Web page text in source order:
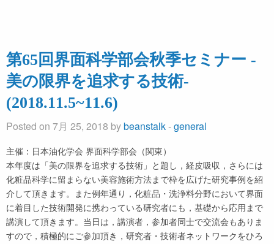
第65回界面科学部会秋季セミナー -
美の限界を追求する技術-
(2018.11.5~11.6)
Posted on 7月 25, 2018 bybeanstalk-general
主催：日本油化学会 界面科学部会（関東）
本年度は「美の限界を追求する技術」と題し，経皮吸収，さらには
化粧品科学に留まらない美容施術方法まで枠を広げた研究事例を紹
介して頂きます。また例年通り，化粧品・洗浄料分野において界面
に着目した技術開発に携わっている研究者にも，基礎から応用まで
講演して頂きます。当日は，講演者，参加者同士で交流会もありま
すので，積極的にご参加頂き，研究者・技術者ネットワークをひろ